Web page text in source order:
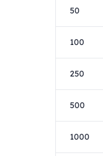
50
100
250
500
1000